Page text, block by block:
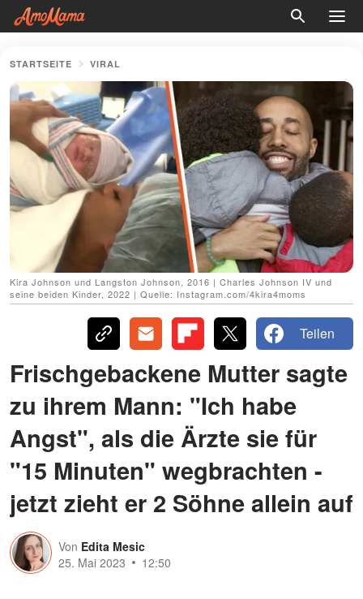
STARTSEITE VIRAL
Kira Johnson und Langston Johnson, 2016 | Charles Johnson IV und
seine beiden Kinder, 2022 | Quelle: Instagram.com/4kira4moms
Teilen
Frischgebackene Mutter sagte
zu ihrem Mann: "Ich habe
Angst", als die Ärzte sie für
"15 Minuten" wegbrachten -
jetzt zieht er 2 Söhne allein auf
Von Edita Mesic
25. Mai 2023
12:50